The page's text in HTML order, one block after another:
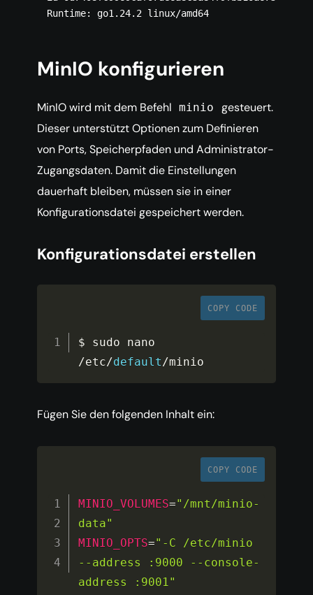
MinIO konfigurieren
MinIO wird mit dem Befehl minio
gesteuert.
Dieser unterstützt Optionen zum Definieren
von Ports, Speicherpfaden und Administrator-
Zugangsdaten. Damit die Einstellungen
dauerhaft bleiben, müssen sie in einer
Konfigurationsdatei gespeichert werden.
Konfigurationsdatei erstellen
COPY CODE
/etc/default/minio
Fügen Sie den folgenden Inhalt ein:
COPY CODE
MINIO_VOLUMES="/mnt/minio-
data"
MINIO_OPTS="-C /etc/minio
--address :9000 --console-
address :9001"